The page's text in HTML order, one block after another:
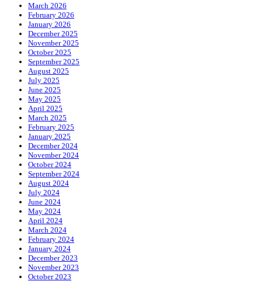
March 2026
February 2026
January 2026
December 2025
November 2025
October 2025
September 2025
August 2025
July 2025
June 2025
May 2025
April 2025
March 2025
February 2025
January 2025
December 2024
November 2024
October 2024
September 2024
August 2024
July 2024
June 2024
May 2024
April 2024
March 2024
February 2024
January 2024
December 2023
November 2023
October 2023